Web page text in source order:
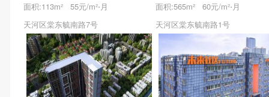
面积:113m² 55元/m²⋅月
天河区棠东毓南路7号
面积:565m² 60元/m²⋅月
天河区棠东毓南路1号